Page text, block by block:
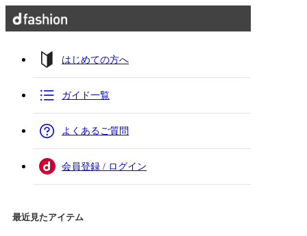
はじめての方へ
ガイド一覧
よくあるご質問
会員登録 / ログイン
最近見たアイテム